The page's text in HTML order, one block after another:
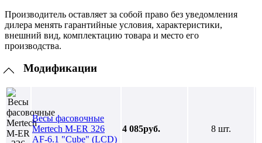
Производитель оставляет за собой право без уведомления
дилера менять гарантийные условия, характеристики,
внешний вид, комплектацию товара и место его
производства.
Модификации
Весы фасовочные
Mertech M-ER 326
AF-6.1 "Cube" (LCD)
4 085руб. 8 шт.